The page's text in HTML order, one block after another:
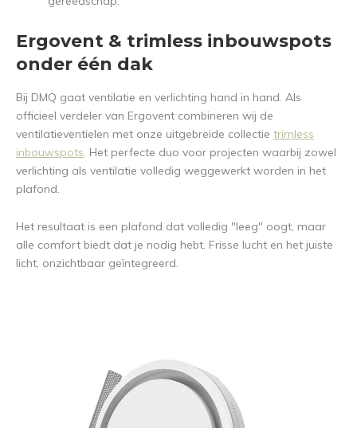
Ergovent & trimless inbouwspots
onder één dak
Bij DMQ gaat ventilatie en verlichting hand in hand. Als
officieel verdeler van Ergovent combineren wij de
ventilatieventielen met onze uitgebreide collectie trimless
inbouwspots. Het perfecte duo voor projecten waarbij zowel
verlichting als ventilatie volledig weggewerkt worden in het
plafond.
Het resultaat is een plafond dat volledig "leeg" oogt, maar
alle comfort biedt dat je nodig hebt. Frisse lucht en het juiste
licht, onzichtbaar geïntegreerd.